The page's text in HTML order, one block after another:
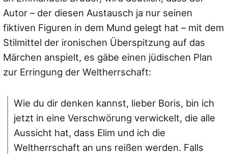
Autor – der diesen Austausch ja nur seinen
fiktiven Figuren in dem Mund gelegt hat – mit dem
Stilmittel der ironischen Überspitzung auf das
Märchen anspielt, es gäbe einen jüdischen Plan
zur Erringung der Weltherrschaft:
Wie du dir denken kannst, lieber Boris, bin ich
jetzt in eine Verschwörung verwickelt, die alle
Aussicht hat, dass Elim und ich die
Weltherrschaft an uns reißen werden. Falls